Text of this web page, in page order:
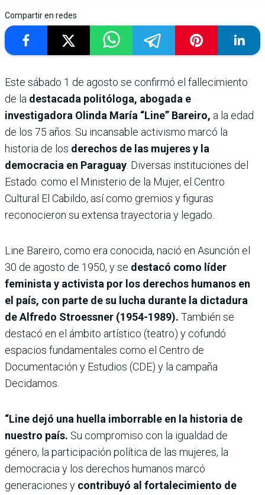
Compartir en redes
Este sábado 1 de agosto se confirmó el fallecimiento
de la destacada politóloga, abogada e
investigadora Olinda María “Line” Bareiro, a la edad
de los 75 años. Su incansable activismo marcó la
historia de los derechos de las mujeres y la
democracia en Paraguay . Diversas instituciones del
Estado. como el Ministerio de la Mujer, el Centro
Cultural El Cabildo, así como gremios y figuras
reconocieron su extensa trayectoria y legado.
Line Bareiro, como era conocida, nació en Asunción el
30 de agosto de 1950, y se destacó como líder
feminista y activista por los derechos humanos en
el país, con parte de su lucha durante la dictadura
de Alfredo Stroessner (1954-1989). También se
destacó en el ámbito artístico (teatro) y cofundó
espacios fundamentales como el Centro de
Documentación y Estudios (CDE) y la campaña
Decidamos.
“Line dejó una huella imborrable en la historia de
nuestro país. Su compromiso con la igualdad de
género, la participación política de las mujeres, la
democracia y los derechos humanos marcó
generaciones y contribuyó al fortalecimiento de